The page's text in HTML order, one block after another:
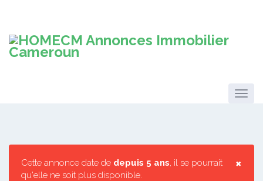
×
Cette annonce date de depuis 5 ans, il se pourrait
qu'elle ne soit plus disponible.